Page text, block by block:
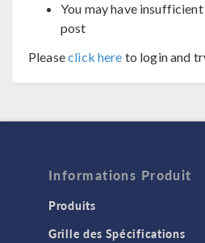
You may have
post
Pleaseclick here to login and
Informations Produit
Produits
Grille des Spécifications